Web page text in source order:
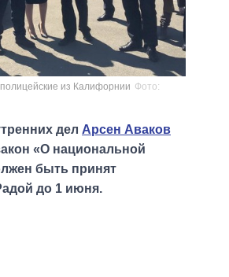
из Калифорнии Фото:
дел Арсен Аваков
«О национальной
быть принят
до 1 июня.